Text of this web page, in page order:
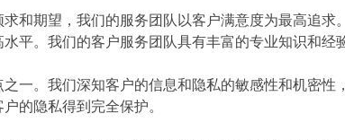
和期望，我们的服务团队以客户满意度为最高追
平。我们的客户服务团队具有丰富的专业知识和经
一。我们深知客户的信息和隐私的敏感性和机密
的隐私得到完全保护。